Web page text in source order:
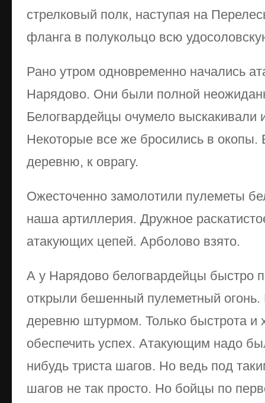
стрелковый полк, наступая на
фланга в полукольцо всю
Рано утром одновременно начались
Нарядово. Они были полной
Белогвардейцы очумело выскакивали
Некоторые все же бросились в
деревню, к оврагу.
Ожесточенно замолотили пулеметы
наша артиллерия. Дружное
атакующих цепей. Арболово взято.
А у Нарядово белогвардейцы быстро
открыли бешенный пулеметный
деревню штурмом. Только быстрота и
обеспечить успех. Атакующим надо
нибудь триста шагов. Но ведь под
шагов не так просто. Но бойцы по